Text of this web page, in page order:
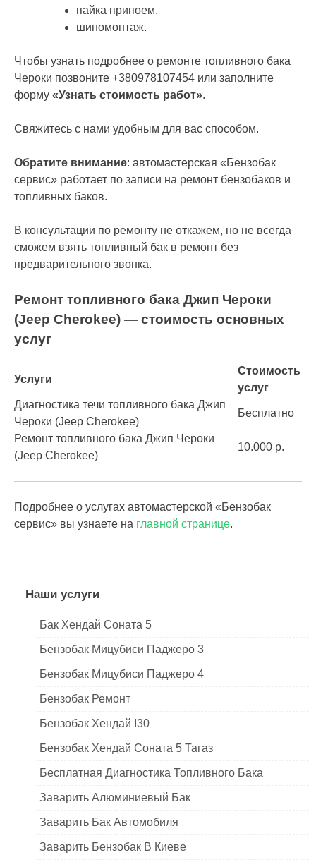
пайка припоем.
шиномонтаж.
Чтобы узнать подробнее о ремонте топливного бака
Чероки позвоните +380978107454 или заполните
форму «Узнать стоимость работ».
Свяжитесь с нами удобным для вас способом.
Обратите внимание: автомастерская «Бензобак
сервис» работает по записи на ремонт бензобаков и
топливных баков.
В консультации по ремонту не откажем, но не всегда
сможем взять топливный бак в ремонт без
предварительного звонка.
Ремонт топливного бака Джип Чероки
(Jeep Cherokee) — стоимость основных
услуг
Услуги
Стоимость
услуг
Диагностика течи топливного бака Джип
Чероки (Jeep Cherokee)
Бесплатно
Ремонт топливного бака Джип Чероки
(Jeep Cherokee)
10.000 р.
Подробнее о услугах автомастерской «Бензобак
сервис» вы узнаете на главной странице.
Наши услуги
Бак Хендай Соната 5
Бензобак Мицубиси Паджеро 3
Бензобак Мицубиси Паджеро 4
Бензобак Ремонт
Бензобак Хендай I30
Бензобак Хендай Соната 5 Тагаз
Бесплатная Диагностика Топливного Бака
Заварить Алюминиевый Бак
Заварить Бак Автомобиля
Заварить Бензобак В Киеве